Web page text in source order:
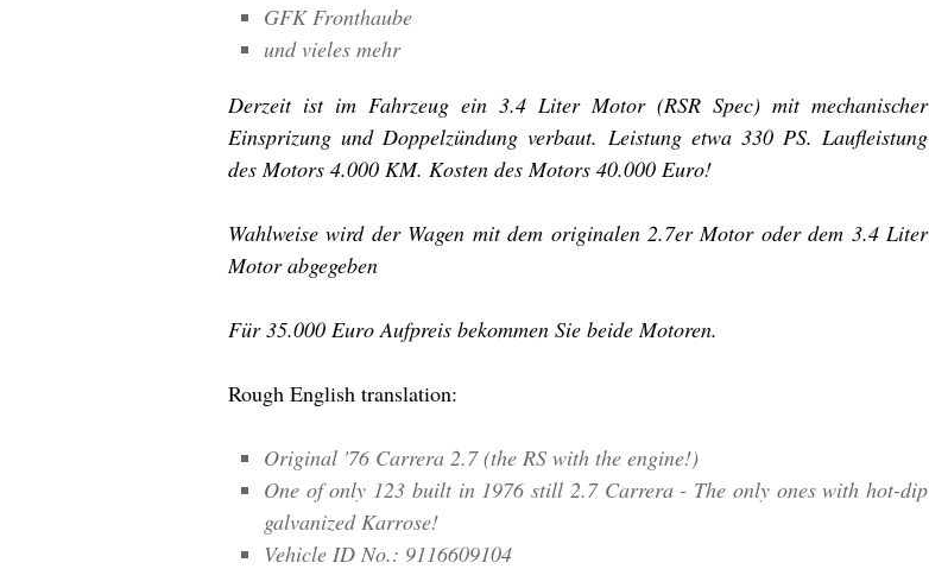
GFK Fronthaube
und vieles mehr
Derzeit ist im Fahrzeug ein 3.4 Liter Motor (RSR Spec) mit mechanischer
Einsprizung und Doppelzündung verbaut. Leistung etwa 330 PS. Laufleistung
des Motors 4.000 KM. Kosten des Motors 40.000 Euro!
Wahlweise wird der Wagen mit dem originalen 2.7er Motor oder dem 3.4 Liter
Motor abgegeben
Für 35.000 Euro Aufpreis bekommen Sie beide Motoren.
Rough English translation:
Original '76 Carrera 2.7 (the RS with the engine!)
One of only 123 built in 1976 still 2.7 Carrera - The only ones with hot-dip
galvanized Karrose!
Vehicle ID No.: 9116609104